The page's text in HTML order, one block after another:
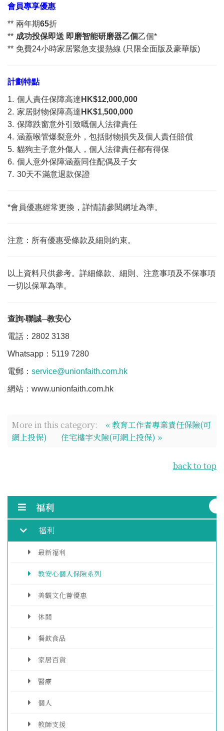
福利
福利
最新福利
教安心個人保險系列
美觀文化薈優惠
休閒
餐飲食品
家居百貨
醫療
個人
教師支援
會員專享優惠
** 兩年期65折
** 成功投保即送 即磨智能研磨器乙個乙個*
** 免費24小時家居緊急支援熱線 (只限全面版及豪華版)
計劃特點
1. 個人責任保障高達 HK$12,000,000
2. 家居財物保障高達 HK$1,500,000
3. 保障跌窗意外引致嘅個人法律責任
4. 涵蓋喉管爆裂意外，包括財物損失及個人責任賠償
5. 貓狗主子意外傷人，個人法律責任都有得保
6. 個人意外保障涵蓋同住配偶及子女
7. 30天不滿意退款保證
*會員優惠經常更換，詳情請參閱網址為準。
注意：所有優惠受條款及細則約束。
以上資料只供參考。詳細條款、細則、注意事項及不保事項
一切以保單為準。
查詢‧聯誠─教安心
電話：2802 3138
Whatsapp：5119 7280
電郵： service@unionfaith.com.hk
網站：www.unionfaith.com.hk
More in this category:
« 教育工作者專業責任保險(可
網上投保)
住宅樓宇火險(可網上投保) »
back to top